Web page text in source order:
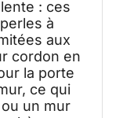
: ces
à
aux
cordon en
la porte
ce qui
un mur